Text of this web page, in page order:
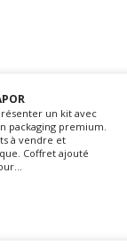
un kit avec
packaging premium.
à vendre et
Coffret ajouté